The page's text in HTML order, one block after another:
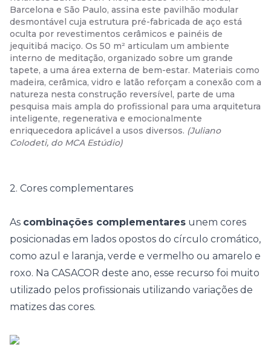
Barcelona e São Paulo, assina este pavilhão modular
desmontável cuja estrutura pré-fabricada de aço está
oculta por revestimentos cerâmicos e painéis de
jequitibá maciço. Os 50 m² articulam um ambiente
interno de meditação, organizado sobre um grande
tapete, a uma área externa de bem-estar. Materiais como
madeira, cerâmica, vidro e latão reforçam a conexão com a
natureza nesta construção reversível, parte de uma
pesquisa mais ampla do profissional para uma arquitetura
inteligente, regenerativa e emocionalmente
enriquecedora aplicável a usos diversos. (Juliano
Colodeti, do MCA Estúdio)
2. Cores complementares
As combinações complementares unem cores
posicionadas em lados opostos do círculo cromático,
como azul e laranja, verde e vermelho ou amarelo e
roxo. Na CASACOR deste ano, esse recurso foi muito
utilizado pelos profissionais utilizando variações de
matizes das cores.